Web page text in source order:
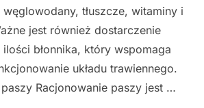
węglowodany, tłuszcze, witaminy i
jest również dostarczenie
błonnika, który wspomaga
układu trawiennego.
Racjonowanie paszy jest …